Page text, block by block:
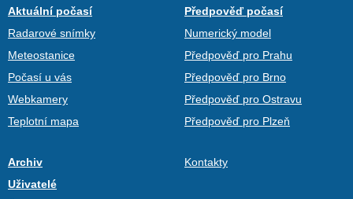
Aktuální počasí
Radarové snímky
Meteostanice
Počasí u vás
Webkamery
Teplotní mapa
Předpověď počasí
Numerický model
Předpověď pro Prahu
Předpověď pro Brno
Předpověď pro Ostravu
Předpověď pro Plzeň
Archiv
Uživatelé
Kontakty